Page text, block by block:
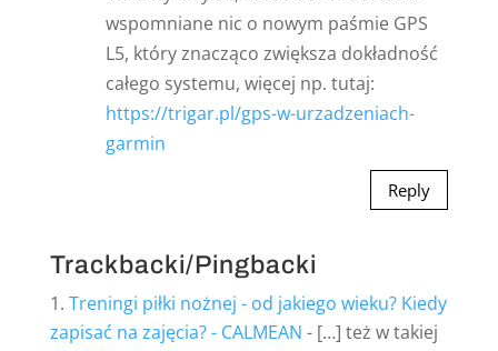
wspomniane nic o nowym paśmie GPS
L5, który znacząco zwiększa dokładność
całego systemu, więcej np. tutaj:
https://trigar.pl/gps-w-urzadzeniach-
garmin
Reply
Trackbacki/Pingbacki
Treningi piłki nożnej - od jakiego wieku? Kiedy
zapisać na zajęcia? - CALMEAN - […] też w takiej